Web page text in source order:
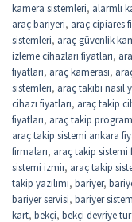
kamera sistemleri, alarmlı
araç bariyeri, araç cipiares
sistemleri, araç güvenlik
izleme cihazları fiyatları,
fiyatları, araç kamerası,
sistemleri, araç takibi nasıl
cihazı fiyatları, araç takip
fiyatları, araç takip
araç takip sistemi ankara
firmaları, araç takip sistemi
sistemi izmir, araç takip
takip yazılımı, bariyer,
bariyer servisi, bariyer
kart, bekçi, bekçi devriye